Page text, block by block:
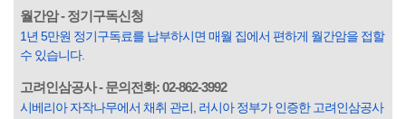
입힌다는 것입니다. 미꾸라지 한 마리가 시냇물을 흐린다는
옛말이 그저 허투루 생기지는 않은 듯합니다. 대부분의 사람
들은 열심히 살아갑니다. 그렇다고 97%의 사람들이 모두 착
월간암 - 정기구독신청
1년 5만원 정기구독료를 납부하시면 매월 집에서 편하게 월간암을 접할
수 있습니다.
고려인삼공사 - 문의전화: 02-862-3992
시베리아 자작나무에서 채취 관리, 러시아 정부가 인증한 고려인삼공사